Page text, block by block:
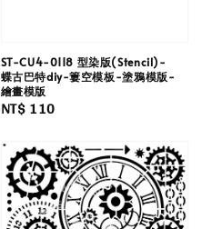
ST-CU4-0118 型染版(Stencil)-
蝶古巴特diy-簍空模板-塗鴉模版-
繪畫模版
Regular
NT$ 110